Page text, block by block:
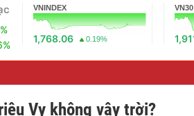
VNINDEX
1,768.06 0.19%
VN30
Vy không vậy trời?